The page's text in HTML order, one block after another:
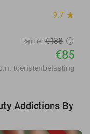
9.7 star
Regulier €138
€85
toeristenbelasting
Addictions By